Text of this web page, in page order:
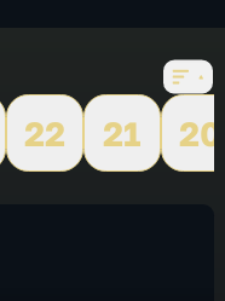
22 21
20